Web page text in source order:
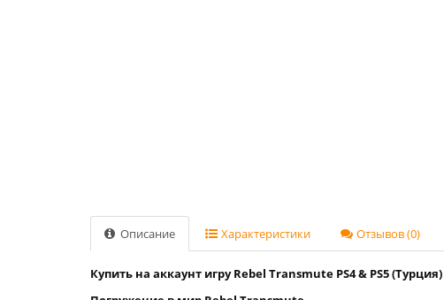
Описание Характеристики Отзывов (0)
Купить на аккаунт игру Rebel Transmute PS4 & PS5 (Турция)